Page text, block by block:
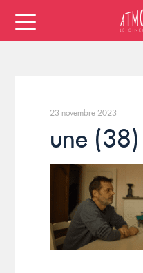
23 novembre 2023
une (38)